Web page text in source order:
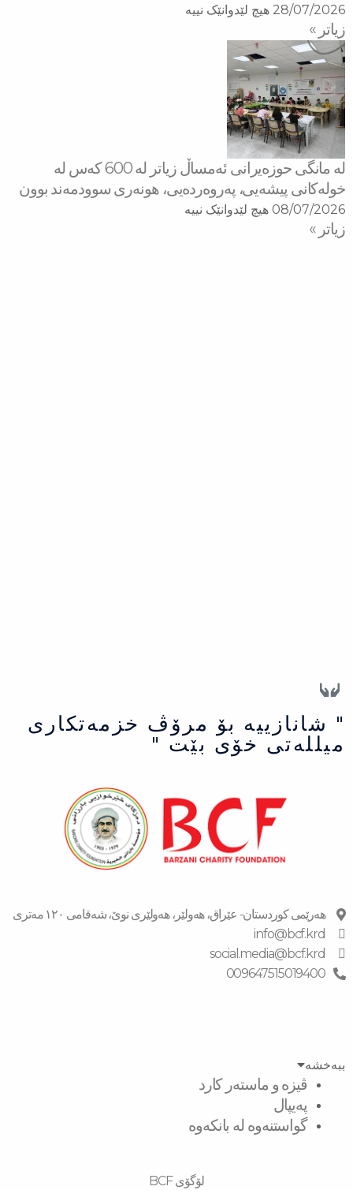
28/07/2026 هیچ لێدوانێک نییە
زیاتر »
لە مانگی حوزەیرانی ئەمساڵ زیاتر له‌ 600 كه‌س له‌
خولەكانی پیشەیی، پەروەردەیی، هونەری سوودمه‌ند بوون
08/07/2026 هیچ لێدوانێک نییە
زیاتر »
" شانازییه بۆ مرۆڤ خزمەتكاری
میللەتی خۆی بێت "
هەرێمی کوردستان- عێراق، هەولێر، هەولێری نوێ، شەقامی ١٢٠ مەتری
info@bcf.krd
social.media@bcf.krd
009647515019400
ببەخشە
ڤیزە و ماستەر کارد
پەیپال
گواستنەوە لە بانکەوە
لۆگۆی BCF